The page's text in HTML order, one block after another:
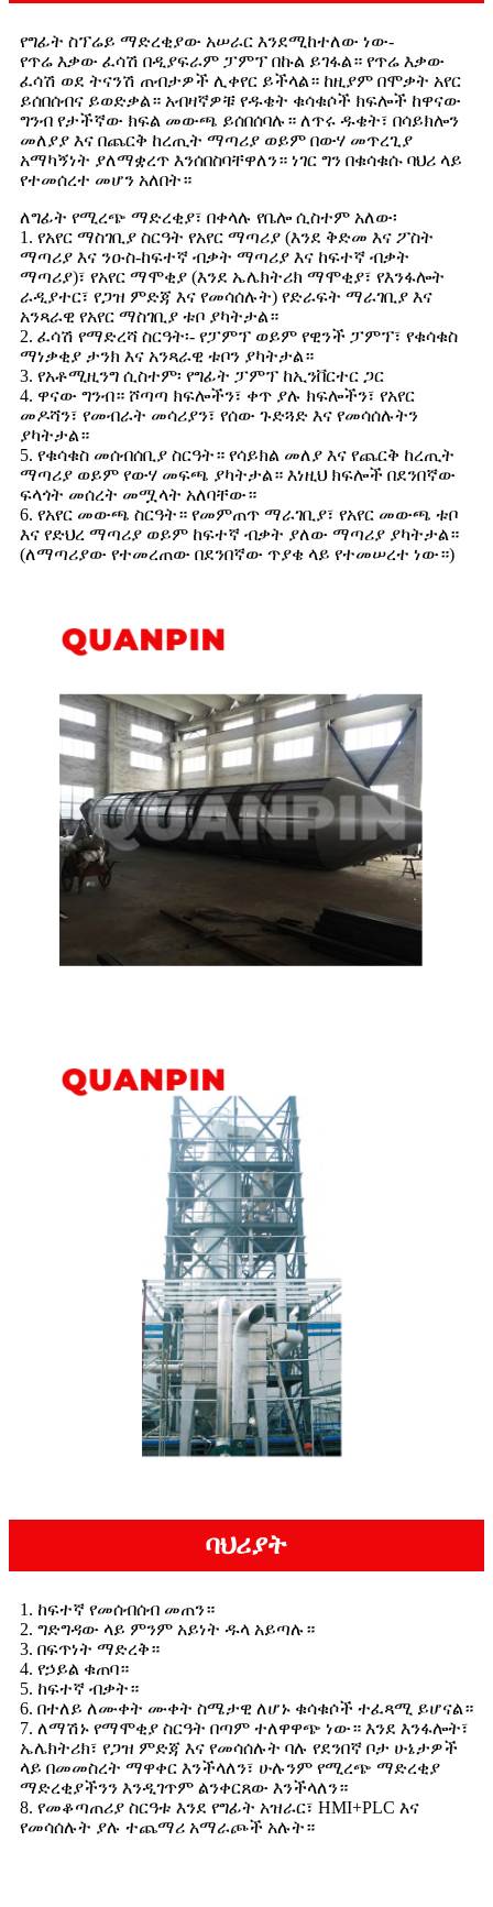
የግፊት ስፕሬይ ማድረቂያው አሠራር እንደሚከተለው ነው-
የጥሬ እቃው ፈሳሽ በዲያፍራም ፓምፕ በኩል ይገፋል። የጥሬ እቃው
ፈሳሽ ወደ ትናንሽ ጠብታዎች ሊቀየር ይችላል። ከዚያም በሞቃት አየር
ይሰበሰብና ይወድቃል። አብዛኛዎቹ የዱቄት ቁሳቁሶች ክፍሎች ከዋናው
ግንብ የታችኛው ክፍል መውጫ ይሰበሰባሉ። ለጥሩ ዱቄት፣ በሳይክሎን
መለያያ እና በጨርቅ ከረጢት ማጣሪያ ወይም በውሃ መጥረጊያ
አማካኝነት ያለማቋረጥ እንሰበስባቸዋለን። ነገር ግን በቁሳቁሱ ባህሪ ላይ
የተመሰረተ መሆን አለበት።
ለግፊት የሚረጭ ማድረቂያ፣ በቀላሉ የቤሎ ሲስተም አለው፡
1. የአየር ማስገቢያ ስርዓት የአየር ማጣሪያ (እንደ ቅድመ እና ፖስት
ማጣሪያ እና ንዑስ-ከፍተኛ ብቃት ማጣሪያ እና ከፍተኛ ብቃት
ማጣሪያ)፣ የአየር ማሞቂያ (እንደ ኤሌክትሪክ ማሞቂያ፣ የእንፋሎት
ራዲያተር፣ የጋዝ ምድጃ እና የመሳሰሉት) የድራፍት ማራገቢያ እና
አንጻራዊ የአየር ማስገቢያ ቱቦ ያካትታል።
2. ፈሳሽ የማድረሻ ስርዓት፡- የፓምፕ ወይም የዊንች ፓምፕ፣ የቁሳቁስ
ማነቃቂያ ታንክ እና አንጻራዊ ቱቦን ያካትታል።
3. የአቶሚዚንግ ሲስተም፡ የግፊት ፓምፕ ከኢንቨርተር ጋር
4. ዋናው ግንብ። ሾጣጣ ክፍሎችን፣ ቀጥ ያሉ ክፍሎችን፣ የአየር
መዶሻን፣ የመብራት መሳሪያን፣ የሰው ጉድጓድ እና የመሳሰሉትን
ያካትታል።
5. የቁሳቁስ መሰብሰቢያ ስርዓት። የሳይክል መለያ እና የጨርቅ ከረጢት
ማጣሪያ ወይም የውሃ መፍጫ ያካትታል። እነዚህ ክፍሎች በደንበኛው
ፍላጎት መሰረት መሟላት አለባቸው።
6. የአየር መውጫ ስርዓት። የመምጠጥ ማራገቢያ፣ የአየር መውጫ ቱቦ
እና የድህረ ማጣሪያ ወይም ከፍተኛ ብቃት ያለው ማጣሪያ ያካትታል።
(ለማጣሪያው የተመረጠው በደንበኛው ጥያቄ ላይ የተመሠረተ ነው።)
ባህሪያት
1. ከፍተኛ የመሰብሰብ መጠን።
2. ግድግዳው ላይ ምንም አይነት ዱላ አይጣሉ።
3. በፍጥነት ማድረቅ።
4. የኃይል ቁጠባ።
5. ከፍተኛ ብቃት።
6. በተለይ ለሙቀት ሙቀት ስሜታዊ ለሆኑ ቁሳቁሶች ተፈጻሚ ይሆናል።
7. ለማሽኑ የማሞቂያ ስርዓት በጣም ተለዋዋጭ ነው። እንደ እንፋሎት፣
ኤሌክትሪክ፣ የጋዝ ምድጃ እና የመሳሰሉት ባሉ የደንበኛ ቦታ ሁኔታዎች
ላይ በመመስረት ማዋቀር እንችላለን፣ ሁሉንም የሚረጭ ማድረቂያ
ማድረቂያችንን እንዲገጥም ልንቀርጸው እንችላለን።
8. የመቆጣጠሪያ ስርዓቱ እንደ የግፊት አዝራር፣ HMI+PLC እና
የመሳሰሉት ያሉ ተጨማሪ አማራጮች አሉት።